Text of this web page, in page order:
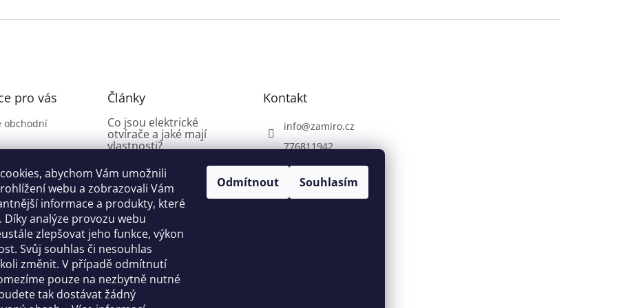
abychom Vám umožnili
webu a zobrazovali Vám
informace a produkty, které
Díky analýze provozu webu
zlepšovat jeho funkce, výkon
Svůj souhlas či nesouhlas
změnit. V případě odmítnutí
pouze na nezbytně nutné
tak dostávat žádný
Odmítnout Souhlasím
v
k
ý
p
pro vás
obchodní
řád
platba
Články
Co jsou elektrické
otvírače a jaké mají
vlastnosti?
18.5.2024
Visací zámky pro kalené
řetězy: jaké by měly mít
vlastnosti?
24.4.2024
Jak vybrat bezpečnostní
řetěz pro zamykání kola
či motocyklu?
13.3.2024
Kontakt
info@zamiro.cz
776811942